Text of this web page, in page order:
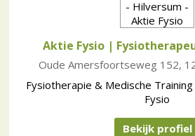
Aktie Fysio |
Oude Amersfoortseweg 152,
Fysiotherapie & Medische
Fysio
Bekijk profiel